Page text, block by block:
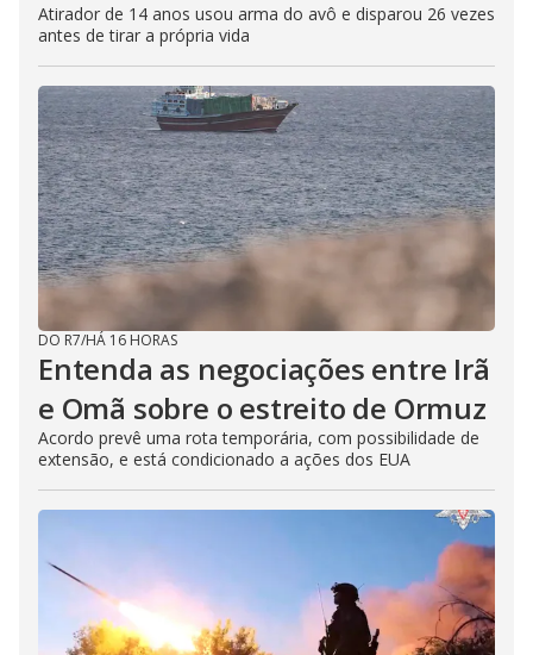
Atirador de 14 anos usou arma do avô e disparou 26 vezes
antes de tirar a própria vida
DO R7/HÁ 16 HORAS
Entenda as negociações entre Irã
e Omã sobre o estreito de Ormuz
Acordo prevê uma rota temporária, com possibilidade de
extensão, e está condicionado a ações dos EUA